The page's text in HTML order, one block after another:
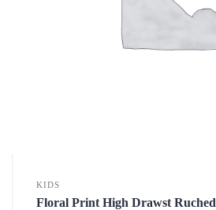
KIDS
Floral Print High Drawst Ruched